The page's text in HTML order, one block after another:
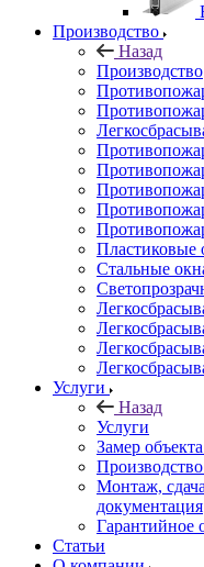
Производство
Назад
Производство
Пластиковые
Стальные
Услуги
Назад
Услуги
Замер
Монтаж,
документация
Гарантийное
Статьи